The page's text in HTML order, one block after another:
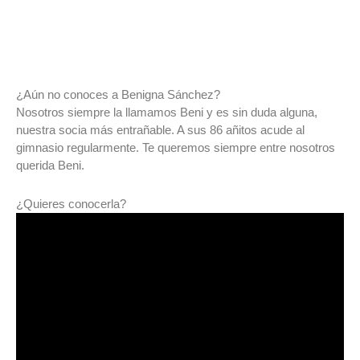
¿Aún no conoces a Benigna Sánchez?
Nosotros siempre la llamamos Beni y es sin duda alguna,
nuestra socia más entrañable. A sus 86 añitos acude al
gimnasio regularmente. Te queremos siempre entre nosotros
querida Beni.
¿Quieres conocerla?